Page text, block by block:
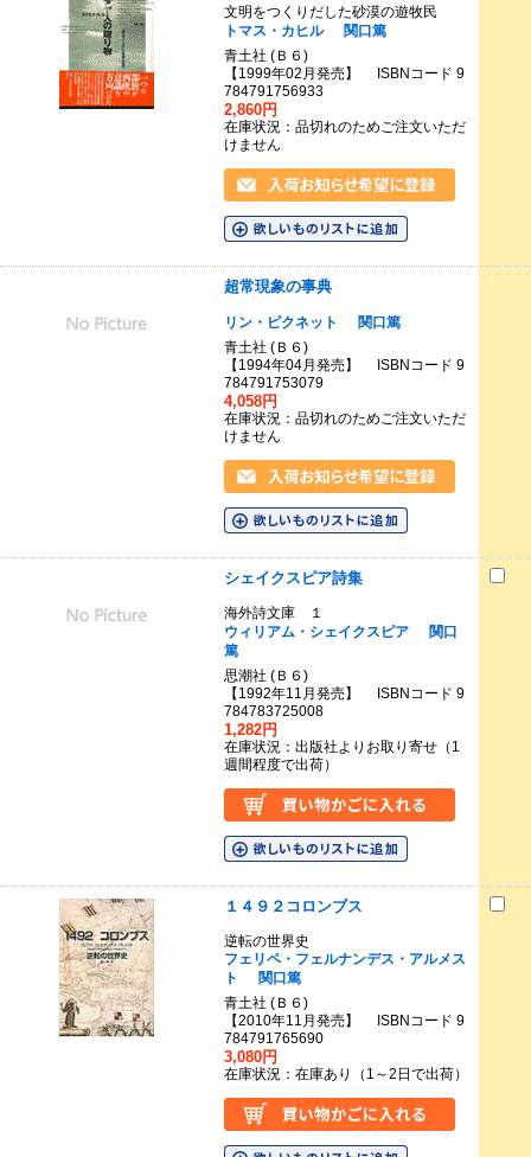
文明をつくりだした砂漠の遊牧民
トマス・カヒル
関口篤
青土社 (Ｂ６)
【1999年02月発売】 ISBNコード 9
784791756933
2,860円
在庫状況：品切れのためご注文いただ
けません
超常現象の事典
リン・ピクネット
関口篤
青土社 (Ｂ６)
【1994年04月発売】 ISBNコード 9
784791753079
4,058円
在庫状況：品切れのためご注文いただ
けません
シェイクスピア詩集
海外詩文庫 １
ウィリアム・シェイクスピア
関口
篤
思潮社 (Ｂ６)
【1992年11月発売】 ISBNコード 9
784783725008
1,282円
在庫状況：出版社よりお取り寄せ（1
週間程度で出荷）
１４９２コロンブス
逆転の世界史
フェリペ・フェルナンデス・アルメス
ト
関口篤
青土社 (Ｂ６)
【2010年11月発売】 ISBNコード 9
784791765690
3,080円
在庫状況：在庫あり（1～2日で出荷）